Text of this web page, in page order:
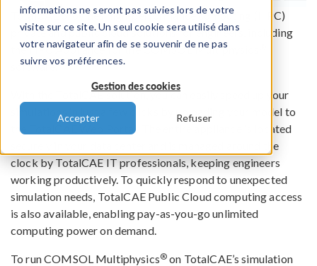
informations ne seront pas suivies lors de votre
visite sur ce site. Un seul cookie sera utilisé dans
votre navigateur afin de se souvenir de ne pas
suivre vos préférences.
Gestion des cookies
Accepter Refuser
TotalCAE provides high-performance computing (HPC)
private and public cloud solutions for engineers, including
the HPC Appliance for the COMSOL Multiphysics
software.
With the TotalCAE solution, you can easily speed up your
simulations in just a few clicks by uploading your model to
the TotalCAE Web Portal. The entire appliance is located
securely in your data center and is managed around the
clock by TotalCAE IT professionals, keeping engineers
working productively. To quickly respond to unexpected
simulation needs, TotalCAE Public Cloud computing access
is also available, enabling pay-as-you-go unlimited
computing power on demand.
To run COMSOL Multiphysics® on TotalCAE’s simulation